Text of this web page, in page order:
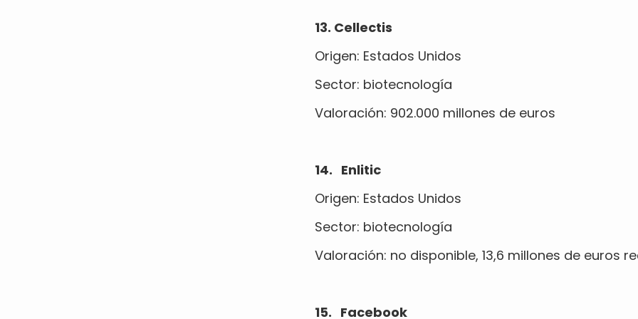
13. Cellectis
Origen: Estados Unidos
Sector: biotecnología
Valoración: 902.000 millones de euros
14. Enlitic
Origen: Estados Unidos
Sector: biotecnología
Valoración: no disponible, 13,6 millones de euros
15. Facebook